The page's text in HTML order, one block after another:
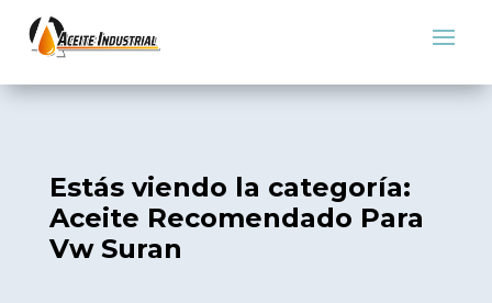
Estás viendo la categoría:
Aceite Recomendado Para
Vw Suran